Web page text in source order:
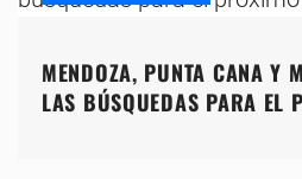
MENDOZA, PUNTA CANA Y
LAS BÚSQUEDAS PARA EL